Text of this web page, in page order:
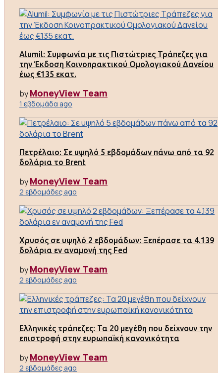
Alumil: Συμφωνία με τις Πιστώτριες Τράπεζες για
την Έκδοση Κοινοπρακτικού Ομολογιακού Δανείου
έως €135 εκατ.
byMoneyView Team
1 εβδομάδα ago
Πετρέλαιο: Σε υψηλό 5 εβδομάδων πάνω από τα 92
δολάρια το Brent
byMoneyView Team
2 εβδομάδες ago
Χρυσός σε υψηλό 2 εβδομάδων: Ξεπέρασε τα 4.139
δολάρια εν αναμονή της Fed
byMoneyView Team
2 εβδομάδες ago
Ελληνικές τράπεζες: Τα 20 μεγέθη που δείχνουν την
επιστροφή στην ευρωπαϊκή κανονικότητα
byMoneyView Team
2 εβδομάδες ago